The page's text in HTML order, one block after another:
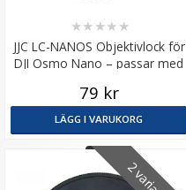
JJC LC-NANOS Objektivlock för
DJI Osmo Nano – passar med
★★ ★★ ★
79 kr
LÄGG I VARUKORG